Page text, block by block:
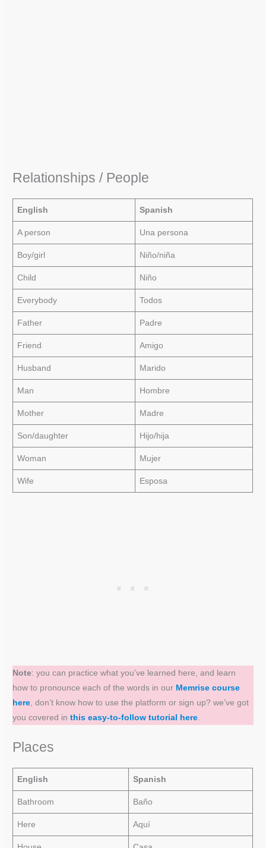
Relationships / People
English Spanish
A person Una persona
Boy/girl Niño/niña
Child Niño
Everybody Todos
Father Padre
Friend Amigo
Husband Marido
Man Hombre
Mother Madre
Son/daughter Hijo/hija
Woman Mujer
Wife Esposa
Note: you can practice what you’ve learned here, and learn
how to pronounce each of the words in our Memrise course
here , don’t know how to use the platform or sign up? we’ve got
you covered inthis easy-to-follow tutorial here
Places
English Spanish
Bathroom Baño
Here Aquí